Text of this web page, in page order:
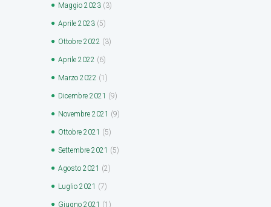
Maggio 2023 (3)
Aprile 2023 (5)
Ottobre 2022 (3)
Aprile 2022 (6)
Marzo 2022 (1)
Dicembre 2021 (9)
Novembre 2021 (9)
Ottobre 2021 (5)
Settembre 2021 (5)
Agosto 2021 (2)
Luglio 2021 (7)
Giugno 2021 (1)